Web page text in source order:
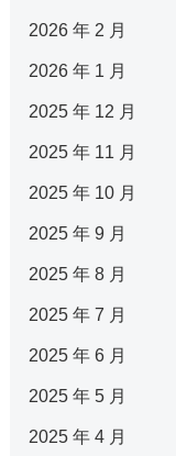
2026 年 2 月
2026 年 1 月
2025 年 12 月
2025 年 11 月
2025 年 10 月
2025 年 9 月
2025 年 8 月
2025 年 7 月
2025 年 6 月
2025 年 5 月
2025 年 4 月